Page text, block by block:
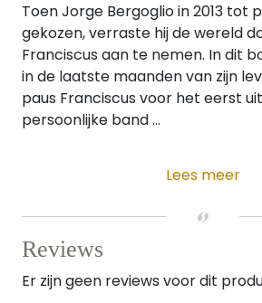
Toen Jorge Bergoglio in 2013 tot
gekozen, verraste hij de wereld
Franciscus aan te nemen. In dit
in de laatste maanden van zijn
paus Franciscus voor het eerst
persoonlijke band ...
Lees meer
Reviews
Er zijn geen reviews voor dit